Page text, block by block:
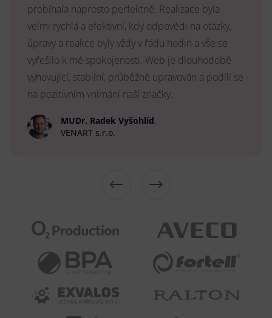
probíhala naprosto perfektně. Realizace byla
velmi rychlá a efektivní, kdy odpovědi na otázky,
úpravy a reakce byly vždy v řádu hodin a vše se
vyřešilo k mé spokojenosti. Web je dlouhodobě
vyhovující, stabilní, průběžně upravován a podílí se
na pozitivním vnímání naší značky.
MUDr. Radek Vyšohlíd,
VENART s.r.o.